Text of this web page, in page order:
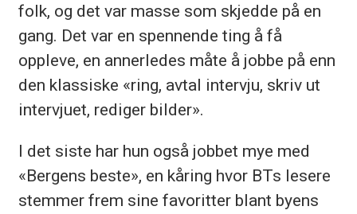
folk, og det var masse som skjedde på en
gang. Det var en spennende ting å få
oppleve, en annerledes måte å jobbe på enn
den klassiske «ring, avtal intervju, skriv ut
intervjuet, rediger bilder».
I det siste har hun også jobbet mye med
«Bergens beste», en kåring hvor BTs lesere
stemmer frem sine favoritter blant byens